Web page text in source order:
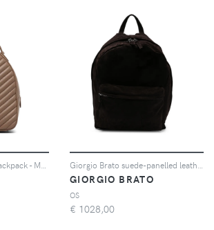
PINKO Love chevron backpack - Marrone Giorgio Brato suede-panelled leather backpack - Marrone
GIORGIO BRATO
OS
€ 1028,00